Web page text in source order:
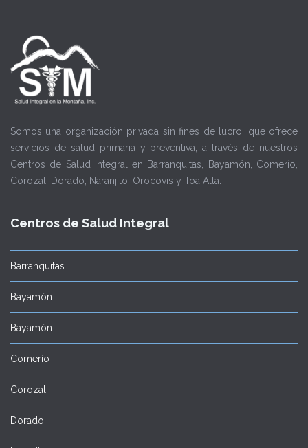
Somos una organización privada sin fines de lucro, que ofrece
servicios de salud primaria y preventiva, a través de nuestros
Centros de Salud Integral en Barranquitas, Bayamón, Comerío,
Corozal, Dorado, Naranjito, Orocovis y Toa Alta.
Centros de Salud Integral
Barranquitas
Bayamón I
Bayamón II
Comerío
Corozal
Dorado